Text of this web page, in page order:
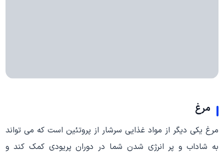
مرغ
مرغ یکی دیگر از مواد غذایی سرشار از پروتئین است که می تواند
به شاداب و پر انرژی شدن شما در دوران پریودی کمک کند و